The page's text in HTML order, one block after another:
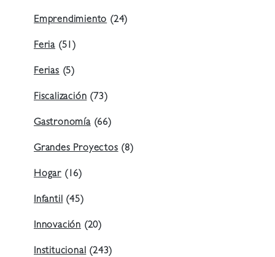
Emprendimiento (24)
Feria (51)
Ferias (5)
Fiscalización (73)
Gastronomía(66)
Grandes Proyectos (8)
Hogar (16)
Infantil (45)
Innovación (20)
Institucional (243)